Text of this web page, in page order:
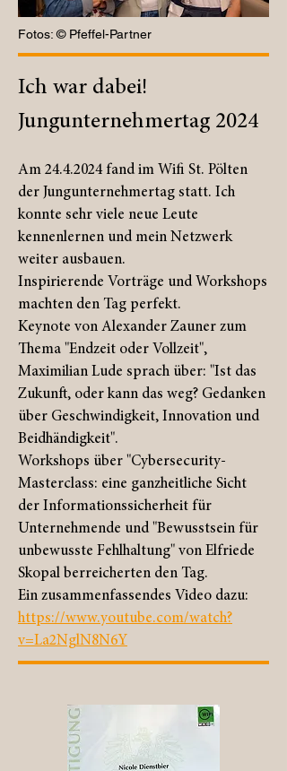
Fotos: © Pfeffel-Partner
Ich war dabei!
Jungunternehmertag 2024
Am 24.4.2024fand im Wifi St. Pölten
der Jungunternehmertag statt. Ich
konnte sehr viele neue Leute
kennenlernen und mein Netzwerk
weiter ausbauen.
Inspirierende Vorträge und Workshops
machten den Tag perfekt.
Keynote von Alexander Zauner zum
Thema "Endzeit oder Vollzeit",
Maximilian Lude sprach über: "Ist das
Zukunft, oder kann das weg? Gedanken
über Geschwindigkeit, Innovation und
Beidhändigkeit".
Workshops über "Cybersecurity-
Masterclass: eine ganzheitliche Sicht
der Informationssicherheit für
Unternehmende und "Bewusstsein für
unbewusste Fehlhaltung" von Elfriede
Skopal berreicherten den Tag.
Ein zusammenfassendes Video dazu:
https://www.youtube.com/watch?
v=La2NglN8N6Y